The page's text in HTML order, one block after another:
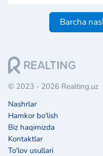
Barcha
© 2023 - 2026 Realting.uz
Nashrlar
Hamkor bo'lish
Biz haqimizda
Kontaktlar
To'lov usullari